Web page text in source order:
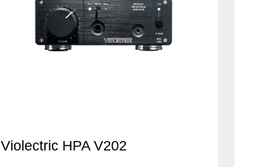
Violectric HPA V202